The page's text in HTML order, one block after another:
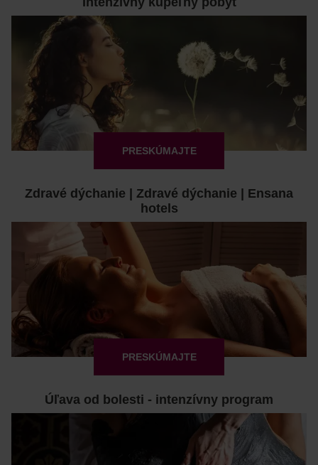
PRESKÚMAJTE
Zdravé dýchanie | Zdravé dýchanie | Ensana
hotels
PRESKÚMAJTE
Úľava od bolesti - intenzívny program